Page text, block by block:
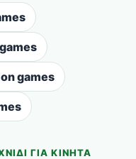
games
ΓΙΑ ΚΙΝΗΤΆ